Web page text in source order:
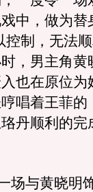
中，做为替
控制，无法
，男主角黄
也在原位为
唱着王菲的
丹顺利的完
与黄晓明